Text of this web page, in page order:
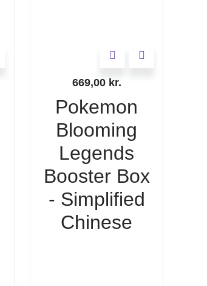
669,00 kr.
Pokemon
Blooming
Legends
Booster Box
- Simplified
Chinese